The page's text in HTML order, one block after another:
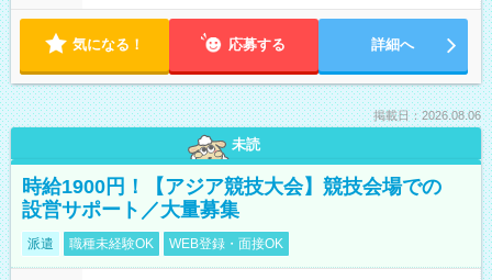
気になる！ 応募する 詳細へ
掲載日：2026.08.06
未読
時給1900円！【アジア競技大会】競技会場での
設営サポート／大量募集
派遣 職種未経験OK WEB登録・面接OK